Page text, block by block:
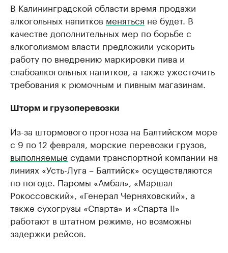
В Калининградской области время продажи
алкогольных напитков меняться не будет. В
качестве дополнительных мер по борьбе с
алкоголизмом власти предложили ускорить
работу по внедрению маркировки пива и
слабоалкогольных напитков, а также ужесточить
требования к рюмочным и пивным магазинам.
Шторм и грузоперевозки
Из-за штормового прогноза на Балтийском море
с 9 по 12 февраля, морские перевозки грузов,
выполняемые судами транспортной компании на
линиях «Усть-Луга – Балтийск» осуществляются
по погоде. Паромы «Амбал», «Маршал
Рокоссовский», «Генерал Черняховский», а
также сухогрузы «Спарта» и «Спарта II»
работают в штатном режиме, но возможны
задержки рейсов.